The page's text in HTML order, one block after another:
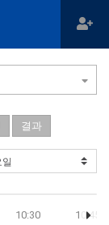
결과
10:30 10:45